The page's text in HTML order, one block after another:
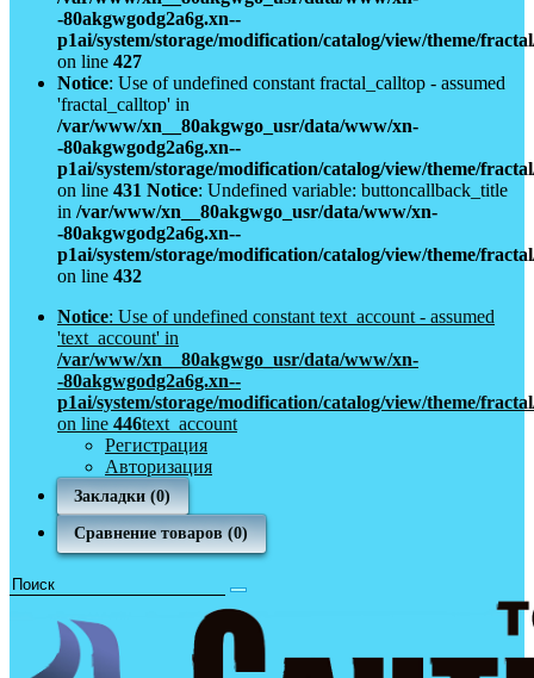
-80akgwgodg2a6g.xn--
p1ai/system/storage/modification/catalog/view/theme/
on line 427
Notice: Use of undefined constant fractal_calltop - assumed
'fractal_calltop' in
/var/www/xn__80akgwgo_usr/data/www/xn-
-80akgwgodg2a6g.xn--
p1ai/system/storage/modification/catalog/view/theme/
on line 431 Notice: Undefined variable: buttoncallback_title
in /var/www/xn__80akgwgo_usr/data/www/xn-
-80akgwgodg2a6g.xn--
p1ai/system/storage/modification/catalog/view/theme/
on line 432
Notice: Use of undefined constant text_account - assumed
'text_account' in
/var/www/xn__80akgwgo_usr/data/www/xn-
-80akgwgodg2a6g.xn--
p1ai/system/storage/modification/catalog/view/theme/
on line 446text_account
Регистрация
Авторизация
Закладки (0)
Сравнение товаров (0)